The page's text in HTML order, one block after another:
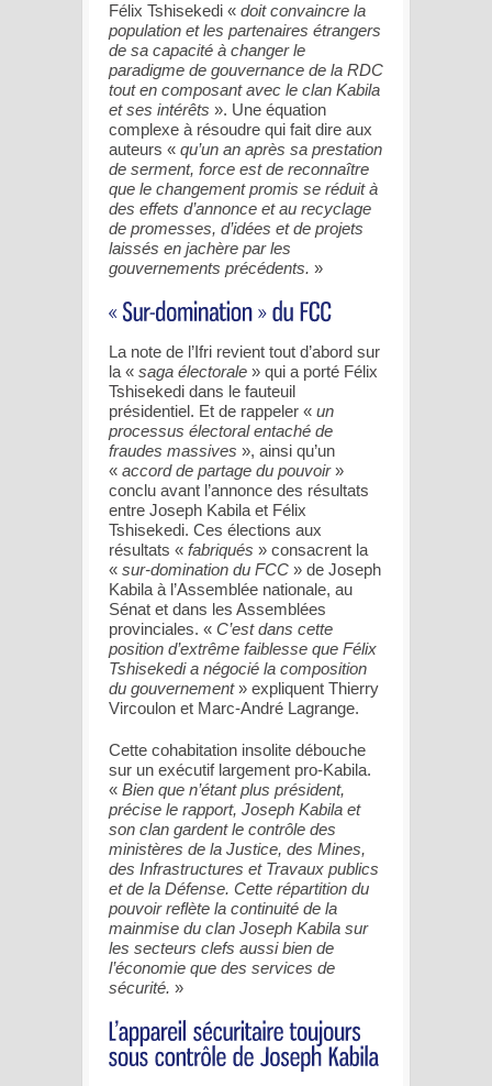
Félix Tshisekedi « doit convaincre la
population et les partenaires étrangers
de sa capacité à changer le
paradigme de gouvernance de la RDC
tout en composant avec le clan Kabila
et ses intérêts ». Une équation
complexe à résoudre qui fait dire aux
auteurs « qu’un an après sa prestation
de serment, force est de reconnaître
que le changement promis se réduit à
des effets d’annonce et au recyclage
de promesses, d’idées et de projets
laissés en jachère par les
gouvernements précédents. »
La note de l’Ifri revient tout d’abord sur
la « saga électorale » qui a porté Félix
Tshisekedi dans le fauteuil
présidentiel. Et de rappeler « un
processus électoral entaché de
fraudes massives », ainsi qu’un
« accord de partage du pouvoir»
conclu avant l’annonce des résultats
entre Joseph Kabila et Félix
Tshisekedi. Ces élections aux
résultats « fabriqués » consacrent la
« sur-domination du FCC » de Joseph
Kabila à l’Assemblée nationale, au
Sénat et dans les Assemblées
provinciales. « C’est dans cette
position d’extrême faiblesse que Félix
Tshisekedi a négocié la composition
du gouvernement» expliquent Thierry
Vircoulon et Marc-André Lagrange.
Cette cohabitation insolite débouche
sur un exécutif largement pro-Kabila.
« Bien que n’étant plus président,
précise le rapport, Joseph Kabila et
son clan gardent le contrôle des
ministères de la Justice, des Mines,
des Infrastructures et Travaux publics
et de la Défense. Cette répartition du
pouvoir reflète la continuité de la
mainmise du clan Joseph Kabila sur
les secteurs clefs aussi bien de
l’économie que des services de
sécurité. »